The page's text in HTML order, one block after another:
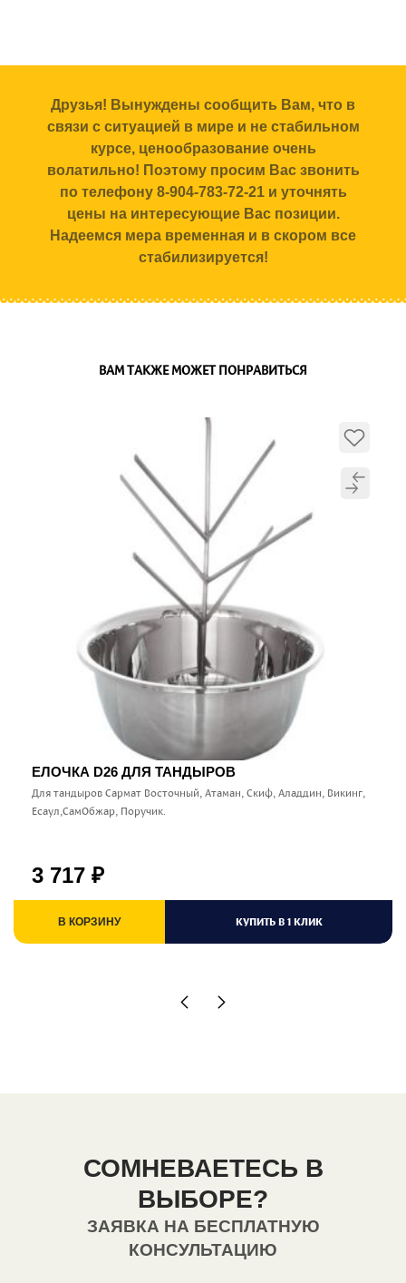
Друзья! Вынуждены сообщить Вам, что в
связи с ситуацией в мире и не стабильном
курсе, ценообразование очень
волатильно! Поэтому просим Вас звонить
по телефону 8-904-783-72-21 и уточнять
цены на интересующие Вас позиции.
Надеемся мера временная и в скором все
стабилизируется!
ВАМ ТАКЖЕ МОЖЕТ ПОНРАВИТЬСЯ
ЕЛОЧКА D26 ДЛЯ ТАНДЫРОВ
Для тандыров Сармат Восточный, Атаман, Скиф, Аладдин, Викинг,
Есаул,СамОбжар, Поручик.
3 717 ₽
В КОРЗИНУ КУПИТЬ В 1 КЛИК
СОМНЕВАЕТЕСЬ В
ВЫБОРЕ?
ЗАЯВКА НА БЕСПЛАТНУЮ
КОНСУЛЬТАЦИЮ